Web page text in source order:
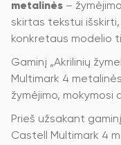
metalinės –
skirtas tekstui
konkretaus modelio
Gaminį „Akrilinių
Multimark 4
žymėjimo, mokymosi
Prieš užsakant
Castell Multimark 4